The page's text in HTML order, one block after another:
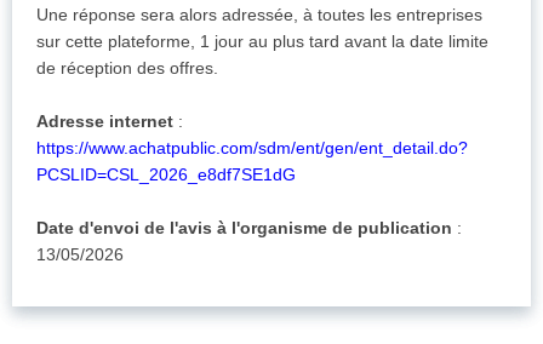
Une réponse sera alors adressée, à toutes les entreprises
sur cette plateforme, 1 jour au plus tard avant la date limite
de réception des offres.
Adresse internet :
https://www.achatpublic.com/sdm/ent/gen/ent_detail.do?
PCSLID=CSL_2026_e8df7SE1dG
Date d'envoi de l'avis à l'organisme de publication :
13/05/2026